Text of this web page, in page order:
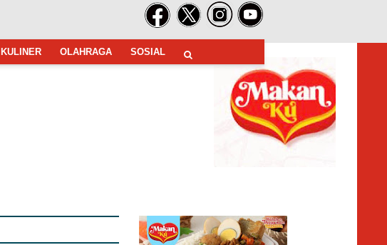
KULINER OLAHRAGA SOSIAL